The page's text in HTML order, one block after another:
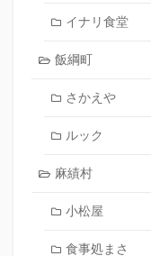
イナリ食堂
飯綱町
さかえや
ルック
麻績村
小松屋
食事処まさ